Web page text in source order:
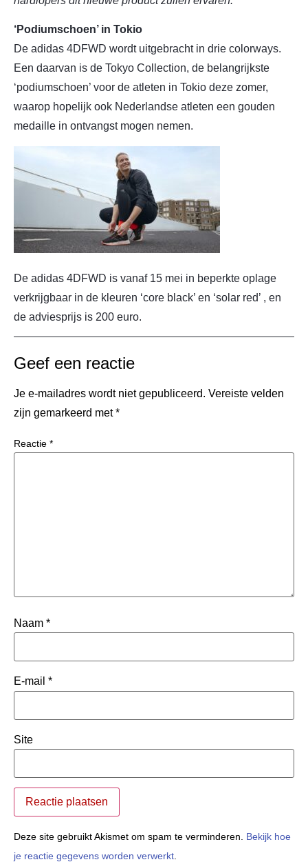
‘Podiumschoen’ in Tokio
De adidas 4DFWD wordt uitgebracht in drie colorways.
Een daarvan is de Tokyo Collection, de belangrijkste
‘podiumschoen’ voor de atleten in Tokio deze zomer,
waarop hopelijk ook Nederlandse atleten een gouden
medaille in ontvangst mogen nemen.
De adidas 4DFWD is vanaf 15 mei in beperkte oplage
verkrijgbaar in de kleuren ‘core black’ en ‘solar red’ , en
de adviesprijs is 200 euro.
Geef een reactie
Je e-mailadres wordt niet gepubliceerd. Vereiste velden
zijn gemarkeerd met*
Reactie *
Naam *
E-mail *
Site
Deze site gebruikt Akismet om spam te verminderen. Bekijk hoe
je reactie gegevens worden verwerkt